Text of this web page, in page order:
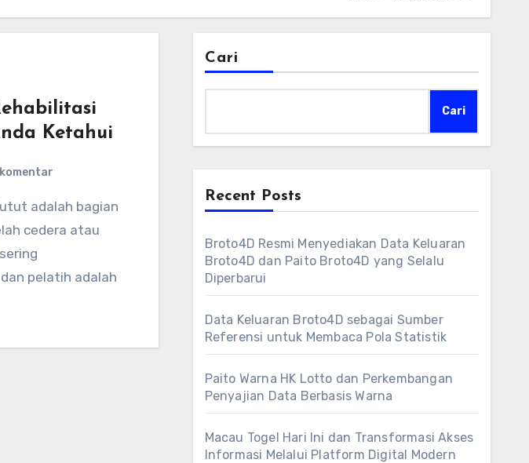
Ketahui
cedera atau
pelatih adalah
Cari
Cari
Recent Posts
Broto4D Resmi Menyediakan Data Keluaran
Broto4D dan Paito Broto4D yang Selalu
Diperbarui
Data Keluaran Broto4D sebagai Sumber
Referensi untuk Membaca Pola Statistik
Paito Warna HK Lotto dan Perkembangan
Penyajian Data Berbasis Warna
Macau Togel Hari Ini dan Transformasi Akses
Informasi Melalui Platform Digital Modern